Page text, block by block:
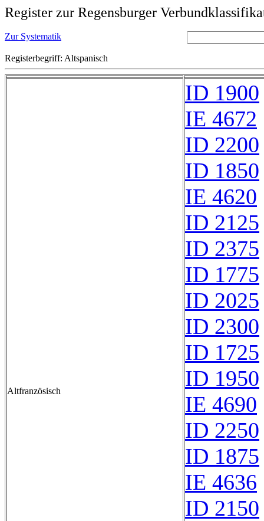
Register zur Regensburger
Zur Systematik
Registerbegriff: Altspanisch
Altfranzösisch
ID 1900
IE 4672
ID 2200
ID 1850
IE 4620
ID 2125
ID 2375
ID 1775
ID 2025
ID 2300
ID 1725
ID 1950
IE 4690
ID 2250
ID 1875
IE 4636
ID 2150